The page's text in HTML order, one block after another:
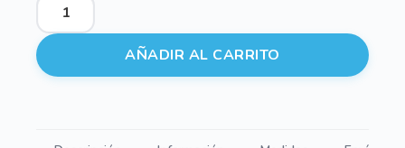
Estampado
Marco
cantidad
AÑADIR AL CARRITO